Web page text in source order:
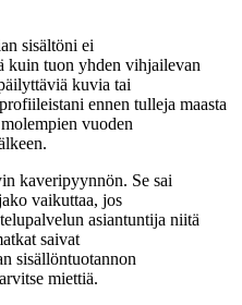
sisältöni ei
kuin tuon yhden vihjailevan
kuvia tai
istani ennen tulleja maasta
vuoden
.
kaveripyynnön. Se sai
vaikuttaa, jos
asiantuntija niitä
at saivat
sisällöntuotannon
miettiä.